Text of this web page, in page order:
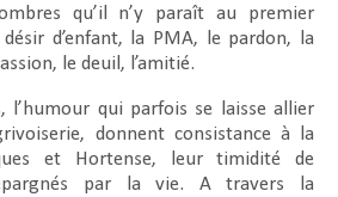
qu’il n’y paraît au premier
d’enfant, la PMA, le pardon, la
le deuil, l’amitié.
l’humour qui parfois se laisse allier
donnent consistance à la
et Hortense, leur timidité de
par la vie. A travers la